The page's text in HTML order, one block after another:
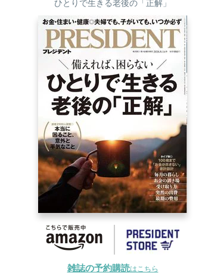
ひとりで生きる老後の「正解」
雑誌の予約購読はこちら